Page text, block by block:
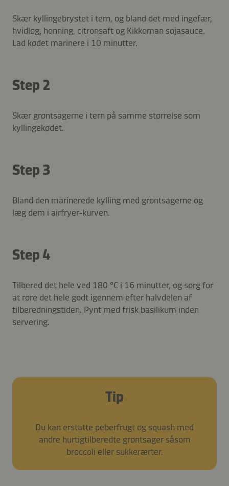
Skær kyllingebrystet i tern, og bland det med ingefær,
hvidløg, honning, citronsaft og Kikkoman sojasauce.
Lad kødet marinere i 10 minutter.
Step 2
Skær grøntsagerne i tern på samme størrelse som
kyllingekødet.
Step 3
Bland den marinerede kylling med grøntsagerne og
læg dem i airfryer-kurven.
Step 4
Tilbered det hele ved 180 °C i 16 minutter, og sørg for
at røre det hele godt igennem efter halvdelen af
tilberedningstiden. Pynt med frisk basilikum inden
servering.
Tip
Du kan erstatte peberfrugt og squash med
andre hurtigtilberedte grøntsager såsom
broccoli eller sukkerærter.